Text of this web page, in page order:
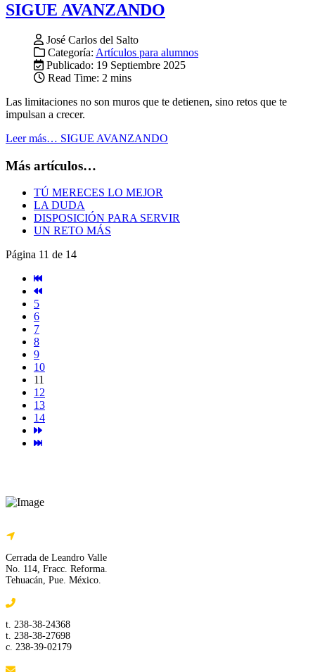
SIGUE AVANZANDO
José Carlos del Salto
Categoría: Artículos para alumnos
Publicado: 19 Septiembre 2025
Read Time: 2 mins
Las limitaciones no son muros que te detienen, sino retos que te
impulsan a crecer.
Leer más… SIGUE AVANZANDO
Más artículos…
TÚ MERECES LO MEJOR
LA DUDA
DISPOSICIÓN PARA SERVIR
UN RETO MÁS
Página 11 de 14
5
6
7
8
9
10
11
12
13
14
Cerrada de Leandro Valle
No. 114, Fracc. Reforma.
Tehuacán, Pue. México.
t. 238-38-24368
t. 238-38-27698
c. 238-39-02179